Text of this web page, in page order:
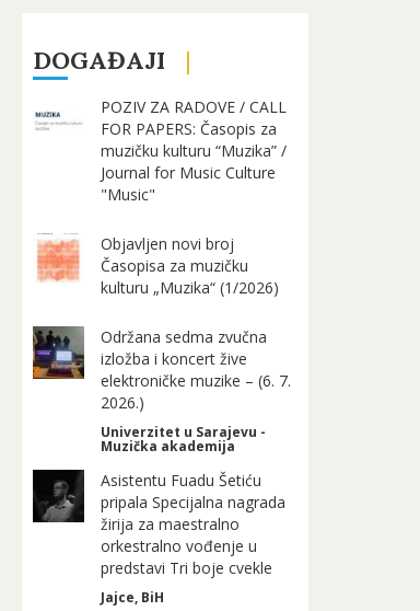
DOGAĐAJI
POZIV ZA RADOVE / CALL
FOR PAPERS: Časopis za
muzičku kulturu “Muzika” /
Journal for Music Culture
"Music"
Objavljen novi broj
Časopisa za muzičku
kulturu „Muzika“ (1/2026)
Održana sedma zvučna
izložba i koncert žive
elektroničke muzike – (6. 7.
2026.)
Univerzitet u Sarajevu -
Muzička akademija
Asistentu Fuadu Šetiću
pripala Specijalna nagrada
žirija za maestralno
orkestralno vođenje u
predstavi Tri boje cvekle
Jajce, BiH